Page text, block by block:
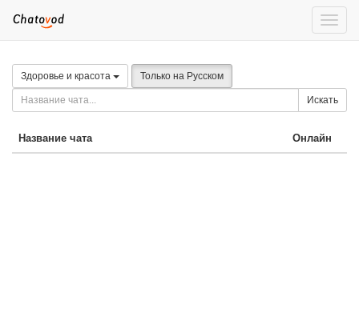
Toggle
Здоровье и красота Только на Русском
Искать
Название чата Онлайн